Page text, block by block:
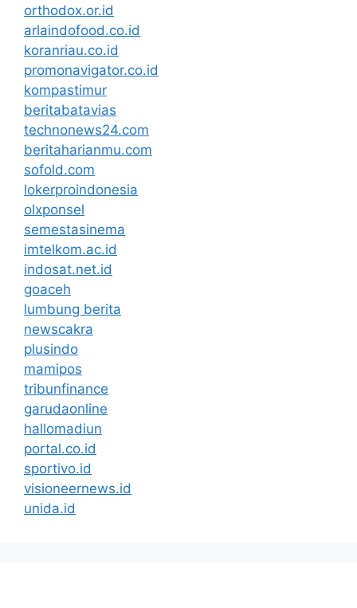
orthodox.or.id
arlaindofood.co.id
koranriau.co.id
promonavigator.co.id
kompastimur
beritabatavias
technonews24.com
beritaharianmu.com
sofold.com
lokerproindonesia
olxponsel
semestasinema
imtelkom.ac.id
indosat.net.id
goaceh
lumbung berita
newscakra
plusindo
mamipos
tribunfinance
garudaonline
hallomadiun
portal.co.id
sportivo.id
visioneernews.id
unida.id